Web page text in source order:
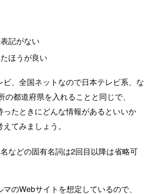
記がない
ほうが良い
、全国ネットなので日本テレビ系、な
の都道府県を入れることと同じで、
ったときにどんな情報があるといいか
てみましょう。
などの固有名詞は2回目以降は省略可
のWebサイトを想定しているので、